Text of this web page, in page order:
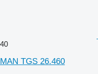
40
MAN TGS 26.460